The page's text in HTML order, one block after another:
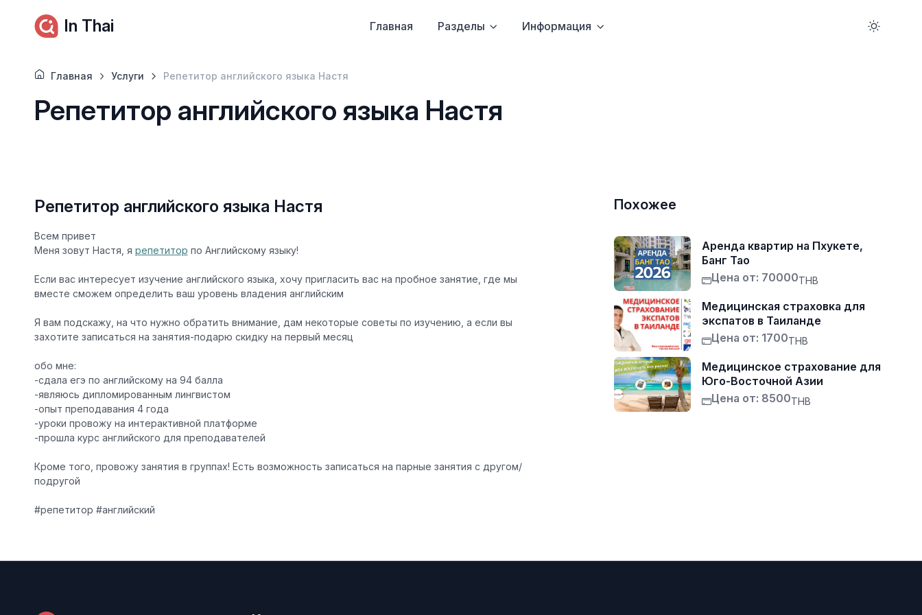
In Thai Главная Разделы Информация
Главная Услуги Репетитор английского языка Настя
Репетитор английского языка Настя
Репетитор английского языка Настя
Всем привет
Меня зовут Настя, я репетитор по Английскому языку!
Если вас интересует изучение английского языка, хочу пригласить вас на пробное занятие, где мы
вместе сможем определить ваш уровень владения английским
Я вам подскажу, на что нужно обратить внимание, дам некоторые советы по изучению, а если вы
захотите записаться на занятия-подарю скидку на первый месяц
обо мне:
-сдала егэ по английскому на 94 балла
-являюсь дипломированным лингвистом
-опыт преподавания 4 года
-уроки провожу на интерактивной платформе
-прошла курс английского для преподавателей
Кроме того, провожу занятия в группах! Есть возможность записаться на парные занятия с другом/
подругой
#репетитор #английский
Похожее
Аренда квартир на Пхукете,
Банг Тао
Цена от: 70000THB
Медицинская страховка для
экспатов в Таиланде
Цена от: 1700THB
Медицинское страхование для
Юго-Восточной Азии
Цена от: 8500THB